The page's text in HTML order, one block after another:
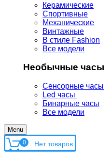
Керамические
Спортивные
Механические
Винтажные
В стиле Fashion
Все модели
Необычные часы
Сенсорные часы
Led часы
Бинарные часы
Все модели
Menu
0